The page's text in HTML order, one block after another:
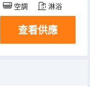
空調 淋浴
冰箱
查看供應